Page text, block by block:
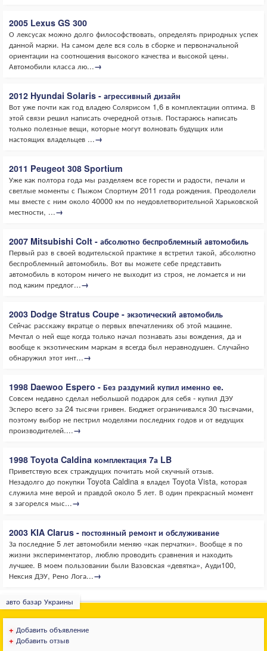
2005 Lexus GS 300
О лексусах можно долго философствовать, определять природных успех
данной марки. На самом деле вся соль в сборке и первоначальной
ориентации на соотношения высокого качества и высокой цены.
Автомобили класса лю...→
2012 Hyundai Solaris - агрессивный дизайн
Вот уже почти как год владею Солярисом 1,6 в комплектации оптима. В
этой связи решил написать очередной отзыв. Постараюсь написать
только полезные вещи, которые могут волновать будущих или
настоящих владельцев ...→
2011 Peugeot 308 Sportium
Уже как полтора года мы разделяем все горести и радости, печали и
светлые моменты с Пыжом Спортиум 2011 года рождения. Преодолели
мы вместе с ним около 40000 км по неудовлетворительной Харьковской
местности, ...→
2007 Mitsubishi Colt - абсолютно беспроблемный автомобиль
Первый раз в своей водительской практике я встретил такой, абсолютно
беспроблемный автомобиль. Вот вы можете себе представить
автомобиль в котором ничего не выходит из строя, не ломается и ни
под каким предлог...→
2003 Dodge Stratus Coupe - экзотический автомобиль
Сейчас расскажу вкратце о первых впечатлениях об этой машине.
Мечтал о ней еще когда только начал познавать азы вождения, да и
вообще к экзотическим маркам я всегда был неравнодушен. Случайно
обнаружил этот инт...→
1998 Daewoo Espero - Без раздумий купил именно ее.
Совсем недавно сделал небольшой подарок для себя - купил ДЭУ
Эсперо всего за 24 тысячи гривен. Бюджет ограничивался 30 тысячами,
поэтому выбор не пестрил моделями последних годов и от ведущих
производителей....→
1998 Toyota Caldina комплектация 7а LB
Приветствую всех страждущих почитать мой скучный отзыв.
Незадолго до покупки Toyota Caldina я владел Toyota Vista, которая
служила мне верой и правдой около 5 лет. В один прекрасный момент
я загорелся мыс...→
2003 KIA Clarus - постоянный ремонт и обслуживание
За последние 5 лет автомобили меняю «как перчатки». Вообще я по
жизни экспериментатор, люблю проводить сравнения и находить
лучшее. В моем пользовании были Вазовская «девятка», Ауди100,
Нексия ДЭУ, Рено Лога...→
авто базар Украины
+ Добавить объявление
+ Добавить отзыв